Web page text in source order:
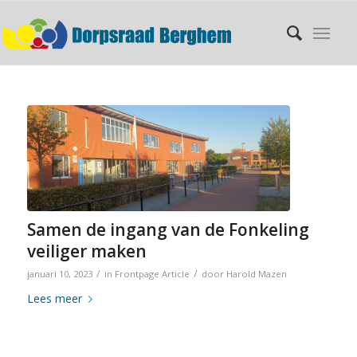
Samen de ingang van de Fonkeling
veiliger maken
januari 10, 2023 / in Frontpage Article / door Harold Mazen
Lees meer